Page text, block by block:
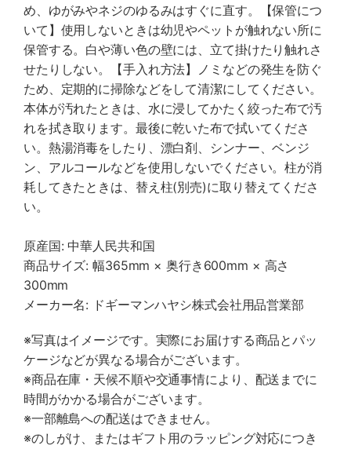
め、ゆがみやネジのゆるみはすぐに直す。【保管につ
いて】使用しないときは幼児やペットが触れない所に
保管する。白や薄い色の壁には、立て掛けたり触れさ
せたりしない。【手入れ方法】ノミなどの発生を防ぐ
ため、定期的に掃除などをして清潔にしてください。
本体が汚れたときは、水に浸してかたく絞った布で汚
れを拭き取ります。最後に乾いた布で拭いてくださ
い。熱湯消毒をしたり、漂白剤、シンナー、ベンジ
ン、アルコールなどを使用しないでください。柱が消
耗してきたときは、替え柱(別売)に取り替えてくださ
い。
原産国: 中華人民共和国
商品サイズ: 幅365mm × 奥行き600mm × 高さ
300mm
メーカー名: ドギーマンハヤシ株式会社用品営業部
※写真はイメージです。実際にお届けする商品とパッ
ケージなどが異なる場合がございます。
※商品在庫・天候不順や交通事情により、配送までに
時間がかかる場合がございます。
※一部離島への配送はできません。
※のしがけ、またはギフト用のラッピング対応につき